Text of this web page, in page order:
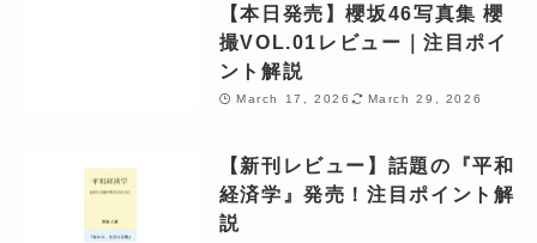
【本日発売】櫻坂46写真集 櫻
撮VOL.01レビュー｜注目ポイ
ント解説
March 17, 2026 March 29, 2026
【新刊レビュー】話題の『平和
経済学』発売！注目ポイント解
説